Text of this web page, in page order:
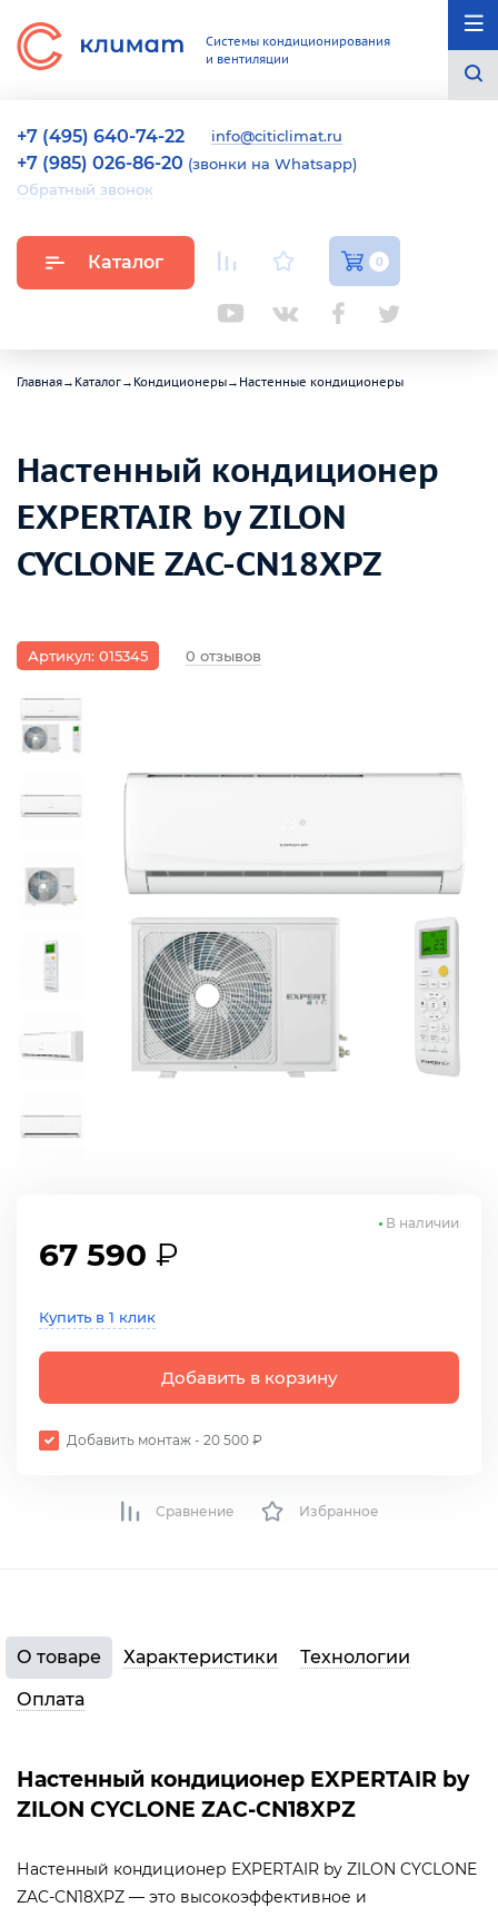
Системы кондиционирования
и вентиляции
+7 (495) 640-74-22 info@citiclimat.ru
+7 (985) 026-86-20 (звонки на Whatsapp)
Обратный звонок
Каталог 0
Главная→ Каталог→ Кондиционеры→ Настенные кондиционеры
Настенный кондиционер
EXPERTAIR by ZILON
CYCLONE ZAC-CN18XPZ
Артикул: 015345 0 отзывов
67 590 ₽
Купить в 1 клик
Добавить в корзину
Добавить монтаж - 20 500 ₽
В наличии
Сравнение Избранное
О товаре Характеристики
Технологии
Оплата
Настенный кондиционер EXPERTAIR by
ZILON CYCLONE ZAC-CN18XPZ
Настенный кондиционер EXPERTAIR by ZILON CYCLONE
ZAC-CN18XPZ — это высокоэффективное и